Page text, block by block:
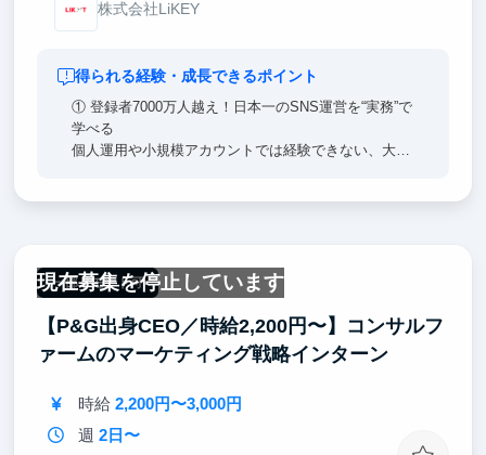
株式会社LiKEY
得られる経験・成長できるポイント
① 登録者7000万人越え！日本一のSNS運営を“実務”で
学べる
個人運用や小規模アカウントでは経験できない、大規
▶︎ SNSを“感覚”ではなく“ロジック”で扱えるようにな
ります。
②実績として語れる経験が残る
何万人／何百万人規模の施策に関わった」
「広告案件の企画運営に携わった」
👉 面接で“具体的に語れる経験”を持てるのが最大の強
現在募集を停止しています
一部リモート可
【P&G出身CEO／時給2,200円〜】コンサルフ
ァームのマーケティング戦略インターン
時給 2,200円〜3,000円
週 2日〜